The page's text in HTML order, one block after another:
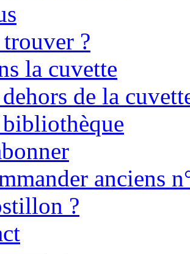
?
la cuvette
de la
anciens
?